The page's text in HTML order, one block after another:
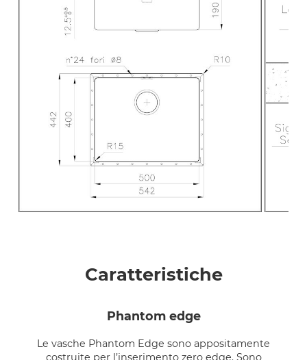
Caratteristiche
phantom edge
Le vasche Phantom Edge sono appositamente
costruite per l’inserimento zero edge. Sono